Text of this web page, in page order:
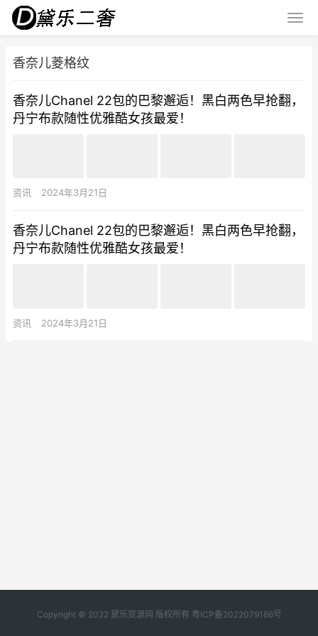
香奈儿菱格纹
香奈儿Chanel 22包的巴黎邂逅！黑白两色早抢翻，
丹宁布款随性优雅酷女孩最爱！
资讯 2024年3月21日
香奈儿Chanel 22包的巴黎邂逅！黑白两色早抢翻，
丹宁布款随性优雅酷女孩最爱！
资讯 2024年3月21日
Copyright © 2022 黛乐货源网 版权所有 粤ICP备2022079166号